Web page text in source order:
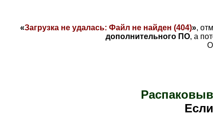
«Загрузка не удалась: Файл не найден (404)»,
дополнительного ПО, а
О
Е